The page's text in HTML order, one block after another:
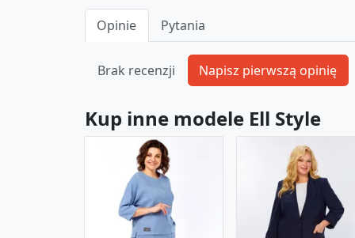
Opinie Pytania
Brak recenzji
Kup inne modele Ell Style